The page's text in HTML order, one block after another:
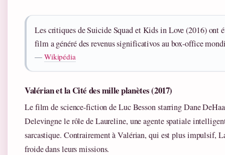
Les critiques de Suicide Squad et Kids in Love (2016) ont
film a généré des revenus significativos au box-office
— Wikipédia
Valérian et la Cité des mille planètes (2017)
Le film de science-fiction de Luc Besson starring Dane
Delevingne le rôle de Laureline, une agente spatiale
sarcastique. Contrairement à Valérian, qui est plus impulsif,
froide dans leurs missions.